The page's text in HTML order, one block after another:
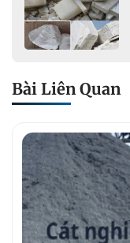
Bài Liên Quan